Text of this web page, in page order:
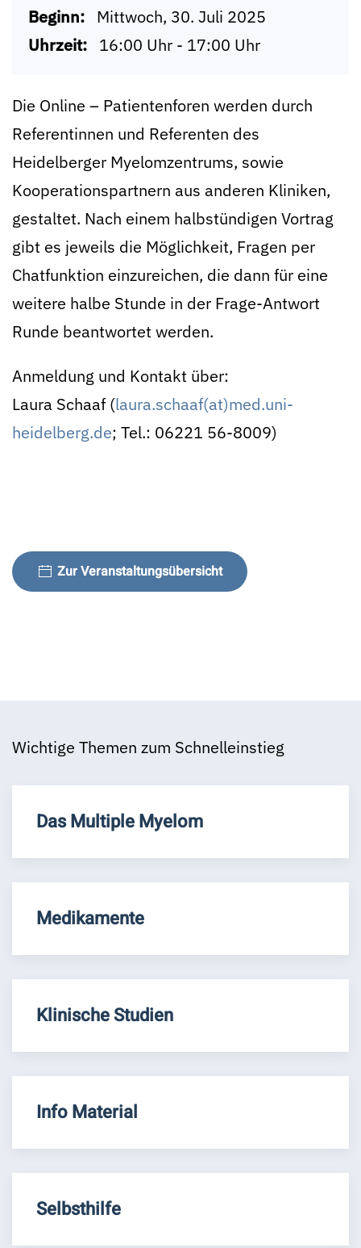
Beginn: Mittwoch, 30. Juli 2025
Uhrzeit: 16:00 Uhr - 17:00 Uhr
Die Online – Patientenforen werden durch
Referentinnen und Referenten des
Heidelberger Myelomzentrums, sowie
Kooperationspartnern aus anderen Kliniken,
gestaltet. Nach einem halbstündigen Vortrag
gibt es jeweils die Möglichkeit, Fragen per
Chatfunktion einzureichen, die dann für eine
weitere halbe Stunde in der Frage-Antwort
Runde beantwortet werden.
Anmeldung und Kontakt über:
Laura Schaaf (laura.schaaf(at)med.uni-
heidelberg.de; Tel.: 06221 56-8009)
Zur Veranstaltungsübersicht
Wichtige Themen zum Schnelleinstieg
Das Multiple Myelom
Medikamente
Klinische Studien
Info Material
Selbsthilfe